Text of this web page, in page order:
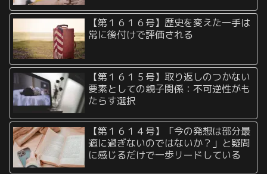
【第１６１６号】歴史を変えた一手は
常に後付けで評価される
【第１６１５号】取り返しのつかない
要素としての親子関係：不可逆性がも
たらす選択
【第１６１４号】「今の発想は部分最
適に過ぎないのではないか？」と疑問
に感じるだけで一歩リードしている